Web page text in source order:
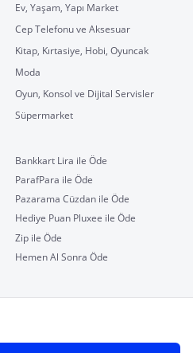
Ev, Yaşam, Yapı Market
Cep Telefonu ve Aksesuar
Kitap, Kırtasiye, Hobi, Oyuncak
Moda
Oyun, Konsol ve Dijital Servisler
Süpermarket
Bankkart Lira ile Öde
ParafPara ile Öde
Pazarama Cüzdan ile Öde
Hediye Puan Pluxee ile Öde
Zip ile Öde
Hemen Al Sonra Öde